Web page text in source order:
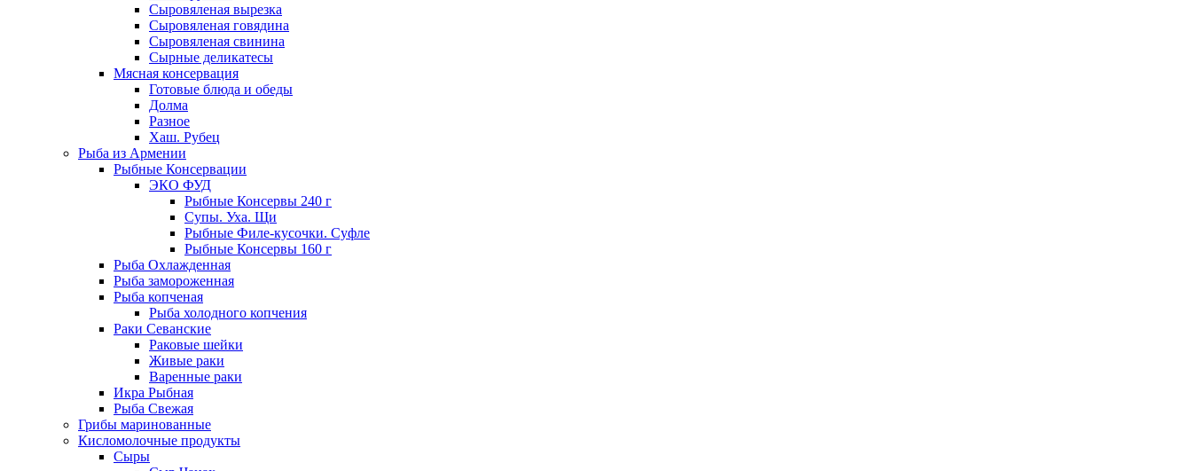
Сыровяленая вырезка
Сыровяленая говядина
Сыровяленая свинина
Сырные деликатесы
Мясная консервация
Готовые блюда и обеды
Долма
Разное
Хаш. Рубец
Рыба из Армении
Рыбные Консервации
ЭКО ФУД
Рыбные Консервы 240 г
Супы. Уха. Щи
Рыбные Филе-кусочки. Суфле
Рыбные Консервы 160 г
Рыба Охлажденная
Рыба замороженная
Рыба копченая
Рыба холодного копчения
Раки Севанские
Раковые шейки
Живые раки
Варенные раки
Икра Рыбная
Рыба Свежая
Грибы маринованные
Кисломолочные продукты
Сыры